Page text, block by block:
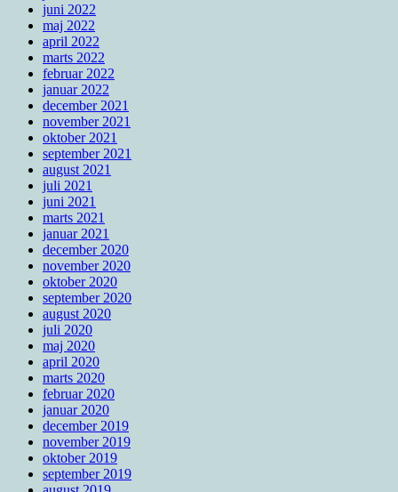
juni 2022
maj 2022
april 2022
marts 2022
februar 2022
januar 2022
december 2021
november 2021
oktober 2021
september 2021
august 2021
juli 2021
juni 2021
marts 2021
januar 2021
december 2020
november 2020
oktober 2020
september 2020
august 2020
juli 2020
maj 2020
april 2020
marts 2020
februar 2020
januar 2020
december 2019
november 2019
oktober 2019
september 2019